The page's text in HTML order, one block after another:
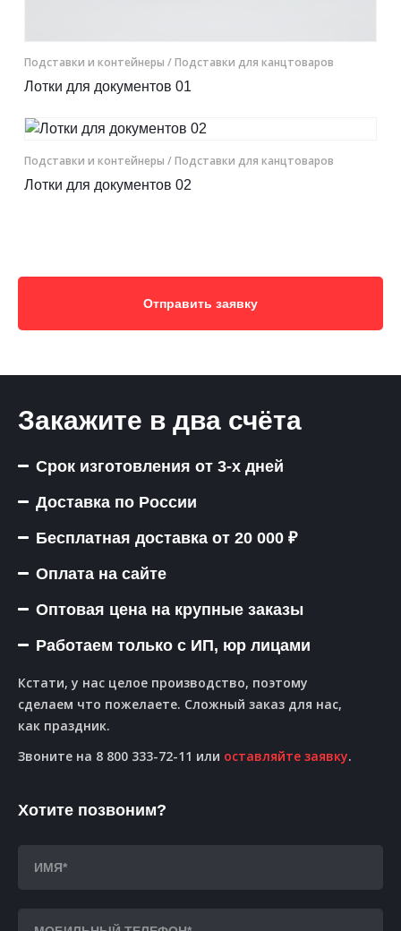
Подставки и контейнеры / Подставки для канцтоваров
Лотки для документов 01
Подставки и контейнеры / Подставки для канцтоваров
Лотки для документов 02
Отправить заявку
Закажите в два счёта
Срок изготовления от 3-х дней
Доставка по России
Бесплатная доставка от 20 000 ₽
Оплата на сайте
Оптовая цена на крупные заказы
Работаем только с ИП, юр лицами
Кстати, у нас целое производство, поэтому
сделаем что пожелаете. Сложный заказ для нас,
как праздник.
Звоните на 8 800 333-72-11 или оставляйте заявку.
Хотите позвоним?